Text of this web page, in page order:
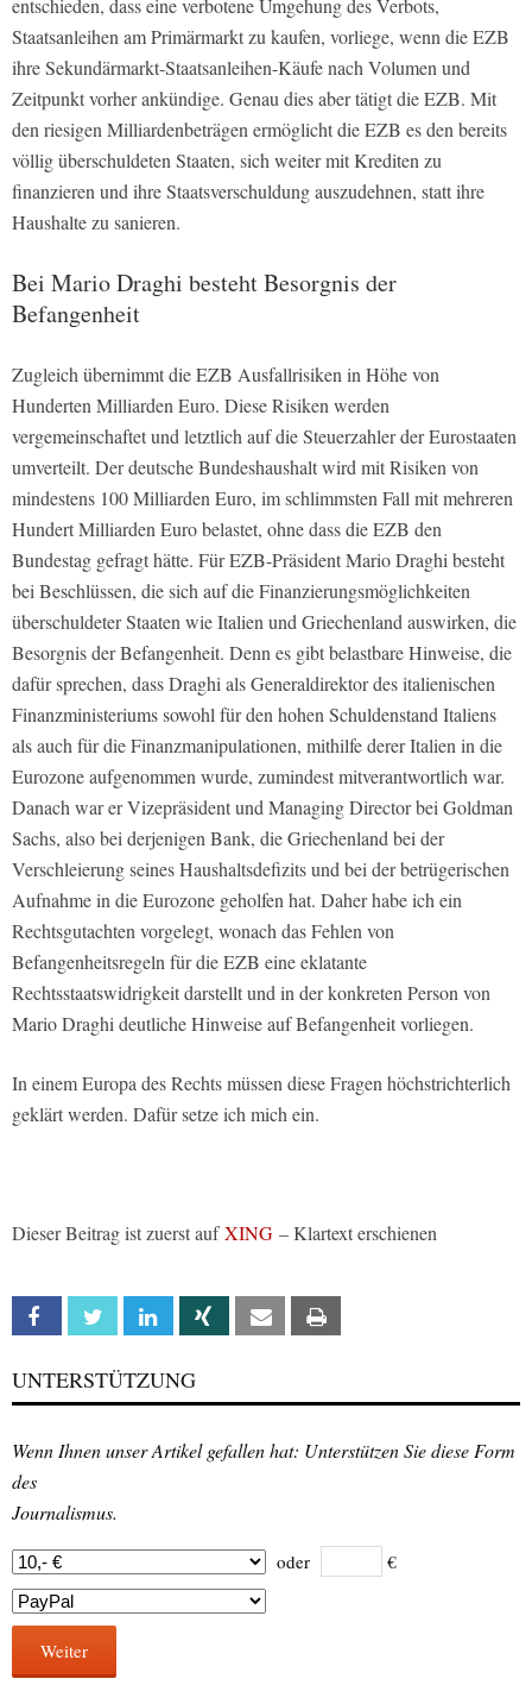
entschieden, dass eine verbotene Umgehung des Verbots,
Staatsanleihen am Primärmarkt zu kaufen, vorliege, wenn die EZB
ihre Sekundärmarkt-Staatsanleihen-Käufe nach Volumen und
Zeitpunkt vorher ankündige. Genau dies aber tätigt die EZB. Mit
den riesigen Milliardenbeträgen ermöglicht die EZB es den bereits
völlig überschuldeten Staaten, sich weiter mit Krediten zu
finanzieren und ihre Staatsverschuldung auszudehnen, statt ihre
Haushalte zu sanieren.
Bei Mario Draghi besteht Besorgnis der
Befangenheit
Zugleich übernimmt die EZB Ausfallrisiken in Höhe von
Hunderten Milliarden Euro. Diese Risiken werden
vergemeinschaftet und letztlich auf die Steuerzahler der Eurostaaten
umverteilt. Der deutsche Bundeshaushalt wird mit Risiken von
mindestens 100 Milliarden Euro, im schlimmsten Fall mit mehreren
Hundert Milliarden Euro belastet, ohne dass die EZB den
Bundestag gefragt hätte. Für EZB-Präsident Mario Draghi besteht
bei Beschlüssen, die sich auf die Finanzierungsmöglichkeiten
überschuldeter Staaten wie Italien und Griechenland auswirken, die
Besorgnis der Befangenheit. Denn es gibt belastbare Hinweise, die
dafür sprechen, dass Draghi als Generaldirektor des italienischen
Finanzministeriums sowohl für den hohen Schuldenstand Italiens
als auch für die Finanzmanipulationen, mithilfe derer Italien in die
Eurozone aufgenommen wurde, zumindest mitverantwortlich war.
Danach war er Vizepräsident und Managing Director bei Goldman
Sachs, also bei derjenigen Bank, die Griechenland bei der
Verschleierung seines Haushaltsdefizits und bei der betrügerischen
Aufnahme in die Eurozone geholfen hat. Daher habe ich ein
Rechtsgutachten vorgelegt, wonach das Fehlen von
Befangenheitsregeln für die EZB eine eklatante
Rechtsstaatswidrigkeit darstellt und in der konkreten Person von
Mario Draghi deutliche Hinweise auf Befangenheit vorliegen.
In einem Europa des Rechts müssen diese Fragen höchstrichterlich
geklärt werden. Dafür setze ich mich ein.
Dieser Beitrag ist zuerst aufXING – Klartext erschienen
Facebook Twitter Linkedin Xing Email
UNTERSTÜTZUNG
Wenn Ihnen unser Artikel gefallen hat: Unterstützen Sie diese Form
des
Journalismus.
oder €
Weiter